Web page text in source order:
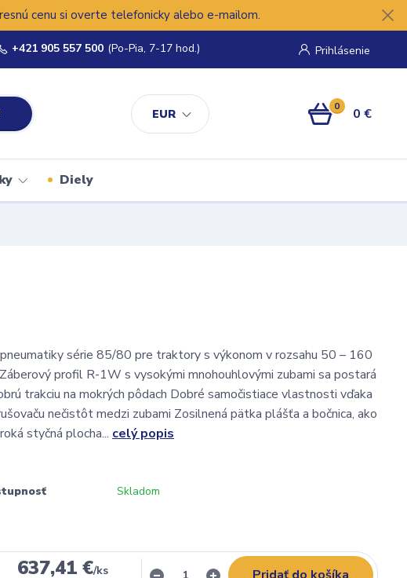
cenu si overte telefonicky alebo e-mailom.
EUR
Prihlásenie
+421 905 557 500 (Po-Pia, 7-17 hod.)
0 0 €
Diely
série 85/80 pre traktory s výkonom v rozsahu 50 – 160
profil R-1W s vysokými mnohouhlovými zubami sa postará
trakciu na mokrých pôdach Dobré samočistiace vlastnosti vďaka
nečistôt medzi zubami Zosilnená pätka plášťa a bočnica, ako
styčná plocha... celý popis
Skladom
637,41 €/ks